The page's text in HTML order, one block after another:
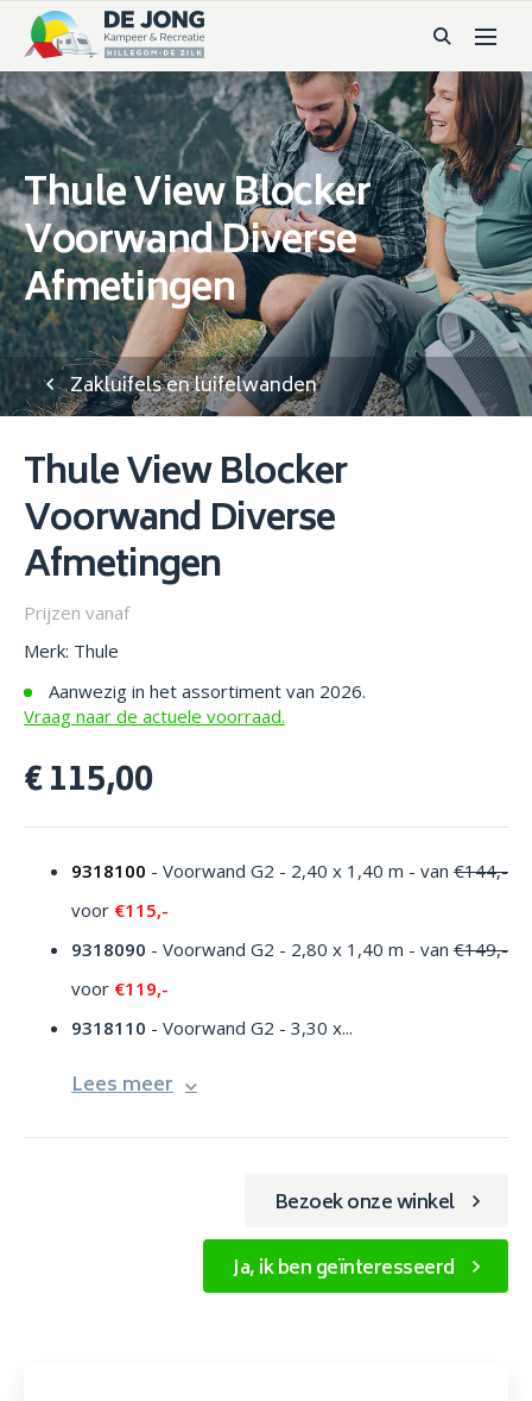
Thule View Blocker
Voorwand Diverse
Afmetingen
Zakluifels en luifelwanden
Thule View Blocker
Voorwand Diverse
Afmetingen
Prijzen vanaf
Merk: Thule
Aanwezig in het assortiment van 2026.
Vraag naar de actuele voorraad.
€ 115,00
9318100 - Voorwand G2 - 2,40 x 1,40 m - van €144,-
voor €115,-
9318090 - Voorwand G2 - 2,80 x 1,40 m - van €149,-
voor €119,-
9318110 - Voorwand G2 - 3,30 x...
Lees meer
Bezoek onze winkel
Ja, ik ben geïnteresseerd